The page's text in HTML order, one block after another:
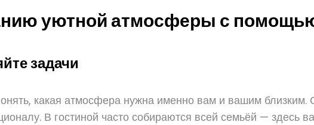
уютной атмосферы с
задачи
какая атмосфера нужна именно вам и вашим
В гостиной часто собираются всей семьёй — здесь